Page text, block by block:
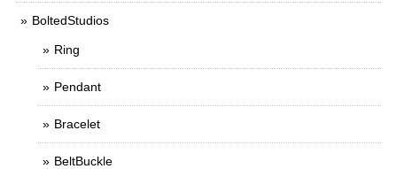
BoltedStudios
Ring
Pendant
Bracelet
BeltBuckle